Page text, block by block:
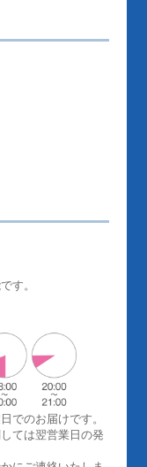
す。
でのお届けです。
ては翌営業日の発